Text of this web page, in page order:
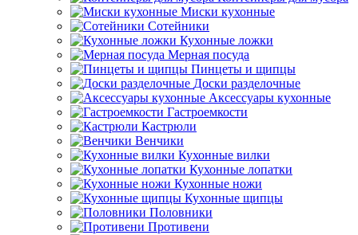
Миски кухонные
Сотейники
Кухонные ложки
Мерная посуда
Пинцеты и щипцы
Доски разделочные
Аксессуары кухонные
Гастроемкости
Кастрюли
Венчики
Кухонные вилки
Кухонные лопатки
Кухонные ножи
Кухонные щипцы
Половники
Противени